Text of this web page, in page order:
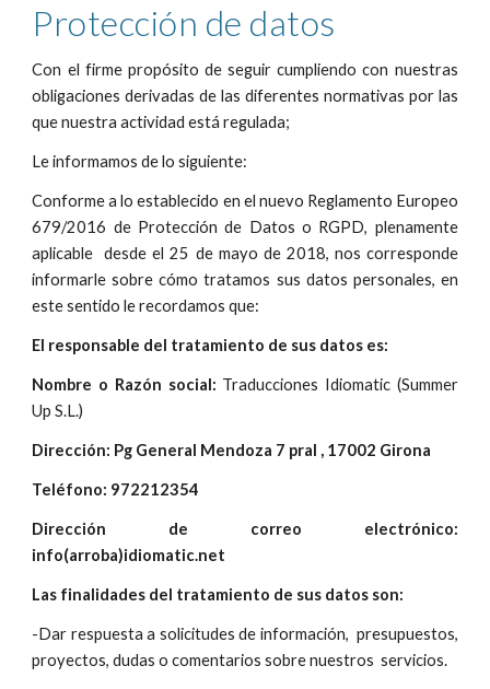
Protección de datos
Con el firme propósito de seguir cumpliendo con nuestras
obligaciones derivadas de las diferentes normativas por las
que nuestra actividad está regulada;
Le informamos de lo siguiente:
Conforme a lo establecido en el nuevo Reglamento Europeo
679/2016 de Protección de Datos o RGPD, plenamente
aplicable desde el 25 de mayo de 2018, nos corresponde
informarle sobre cómo tratamos sus datos personales, en
este sentido le recordamos que:
El responsable del tratamiento de sus datos es:
Nombre o Razón social: Traducciones Idiomatic (Summer
Up S.L.)
Dirección: Pg General Mendoza 7 pral , 17002 Girona
Teléfono: 972212354
Dirección de correo electrónico:
info(arroba)idiomatic.net
Las finalidades del tratamiento de sus datos son:
-Dar respuesta a solicitudes de información, presupuestos,
proyectos, dudas o comentarios sobre nuestros servicios.